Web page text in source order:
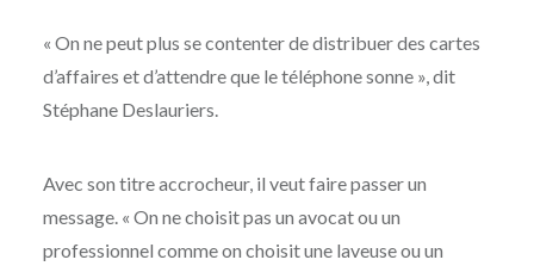
« On ne peut plus se contenter de distribuer des cartes
d’affaires et d’attendre que le téléphone sonne », dit
Stéphane Deslauriers.
Avec son titre accrocheur, il veut faire passer un
message. « On ne choisit pas un avocat ou un
professionnel comme on choisit une laveuse ou un